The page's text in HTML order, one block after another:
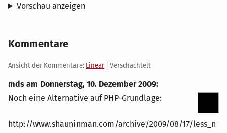
Vorschau anzeigen
Kommentare
Ansicht der Kommentare: Linear | Verschachtelt
mds am Donnerstag, 10. Dezember 2009:
Noch eine Alternative auf PHP-Grundlage:
http://www.shauninman.com/archive/2009/08/17/less_n